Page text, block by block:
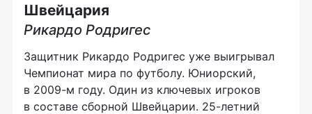
Швейцария
Рикардо Родригес
Защитник Рикардо Родригес уже выигрывал
Чемпионат мира по футболу. Юниорский,
в 2009-м году. Один из ключевых игроков
в составе сборной Швейцарии. 25-летний